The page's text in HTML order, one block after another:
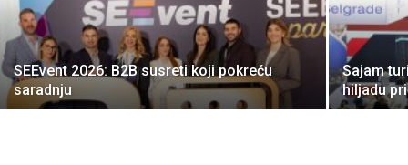
SEEvent 2026: B2B susreti koji pokreću
saradnju
Sajam
hiljadu